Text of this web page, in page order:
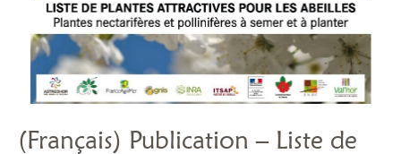
(Français) Publication – Liste de